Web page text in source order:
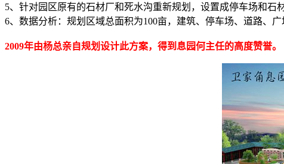
5、针对园区原有的石材厂和死水沟重新规划，设置成停车场和石
6、数据分析：规划区域总面积为100亩，建筑、停车场、道路、
2009年由杨总亲自规划设计此方案，得到息园何主任的高度赞誉。